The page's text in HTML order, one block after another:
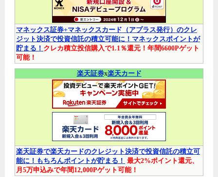
マネックス証券+マネックスカード（アプラス発行）のクレ
ジット決済で投資信託の積立可能に！マネックスポイントが
貯まる！ クレカ積立投信購入で1.1％還元！年間6600Pゲット
可能！
楽天証券x楽天カード
楽天証券で楽天カードのクレジット決済で投資信託の積立可
能に！もちろんポイントが貯まる！ 最大2%ポイント還元、
月5万申込みで年間12,000Pゲット可能！